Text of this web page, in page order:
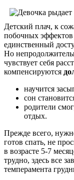
Детский плач, к
побочных
единственный
Но
чувствует себя
компенсируются
научится
сон
родители
отдых.
Прежде всего,
готов спать, не
в возрасте 5-7
трудно, здесь все
темперамента